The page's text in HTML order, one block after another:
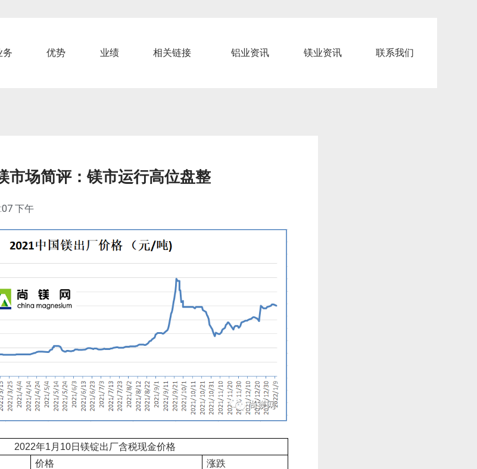
务 优势 业绩 相关链接 铝业资讯 镁业资讯 联系我们
市场简评：镁市运行高位盘整
下午
2022年1 月 10日镁锭出厂含税现金价格
价格
涨跌